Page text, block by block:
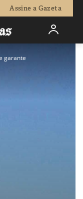
Assine a Gazeta
garante